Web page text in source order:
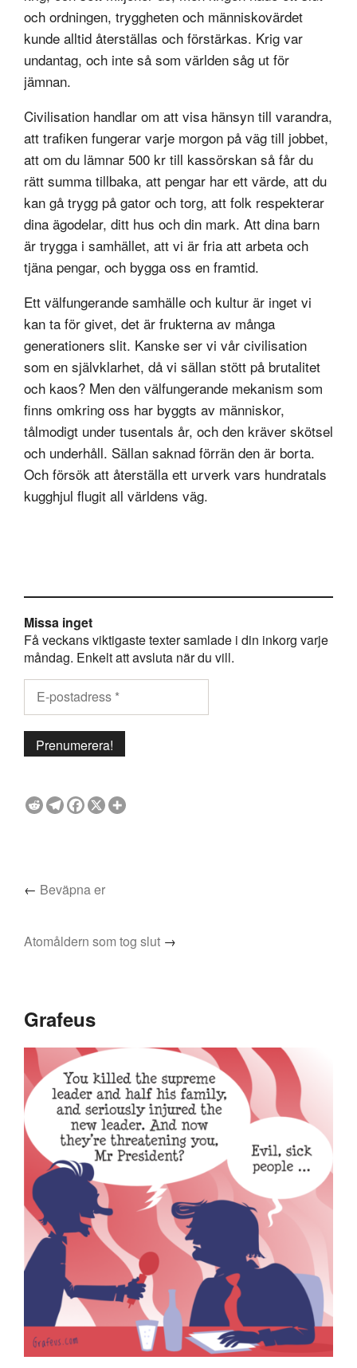
och ordningen, tryggheten och människovärdet
kunde alltid återställas och förstärkas. Krig var
undantag, och inte så som världen såg ut för
jämnan.
Civilisation handlar om att visa hänsyn till varandra,
att trafiken fungerar varje morgon på väg till jobbet,
att om du lämnar 500 kr till kassörskan så får du
rätt summa tillbaka, att pengar har ett värde, att du
kan gå trygg på gator och torg, att folk respekterar
dina ägodelar, ditt hus och din mark. Att dina barn
är trygga i samhället, att vi är fria att arbeta och
tjäna pengar, och bygga oss en framtid.
Ett välfungerande samhälle och kultur är inget vi
kan ta för givet, det är frukterna av många
generationers slit. Kanske ser vi vår civilisation
som en självklarhet, då vi sällan stött på brutalitet
och kaos? Men den välfungerande mekanism som
finns omkring oss har byggts av människor,
tålmodigt under tusentals år, och den kräver skötsel
och underhåll. Sällan saknad förrän den är borta.
Och försök att återställa ett urverk vars hundratals
kugghjul flugit all världens väg.
Missa inget
Få veckans viktigaste texter samlade i din inkorg varje
måndag. Enkelt att avsluta när du vill.
← Beväpna er
Atomåldern som tog slut →
Grafeus